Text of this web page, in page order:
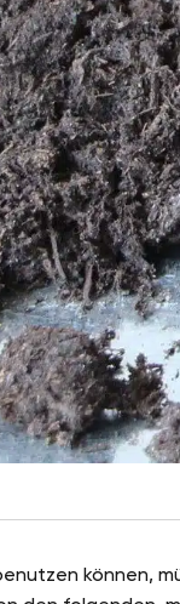
können,